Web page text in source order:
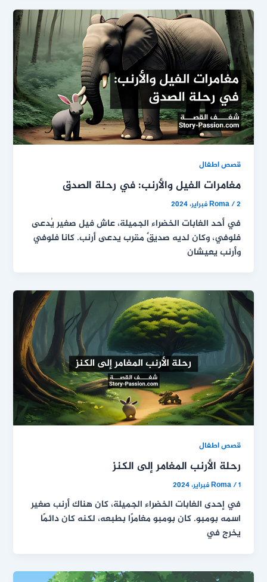
قصص اطفال
مغامرات الفيل والأرنب: في رحلة الصدق
Roma/2 فبراير، 2024
في أحد الغابات الخضراء الجميلة، عاش فيل صغير يُدعى
فلوفي، وكان لديه صديقٌ مقرب يدعى أرنب. كانا فلوفي
وأرنب يعيشان
قصص اطفال
رحلة الأرنب المغامر إلى الكنز
Roma/1 فبراير، 2024
في إحدى الغابات الخضراء الجميلة، كان هناك أرنب صغير
اسمه بومبو. كان بومبو مغامرًا بطبعه، لكنه كان دائمًا
يخرج في